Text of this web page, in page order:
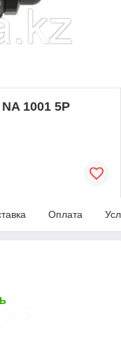
1001 5P
Оплата